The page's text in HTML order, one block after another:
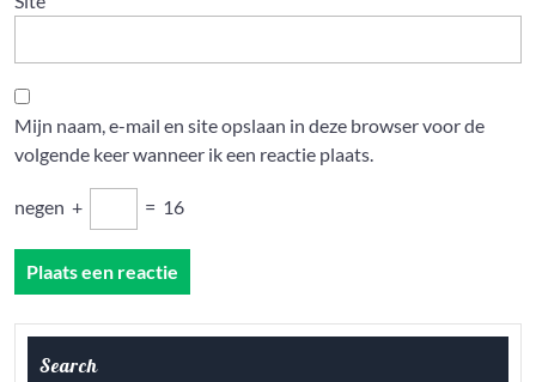
Mijn naam, e-mail en site opslaan in deze browser voor de
volgende keer wanneer ik een reactie plaats.
negen + = 16
Search